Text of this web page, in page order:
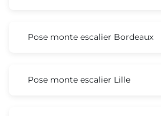
Pose monte escalier Bordeaux
Pose monte escalier Lille